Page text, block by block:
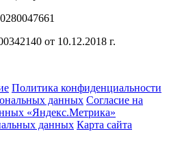
от 10.12.2018 г.
Политика конфиденциальности
данных Согласие на
«Яндекс.Метрика»
данных Карта сайта